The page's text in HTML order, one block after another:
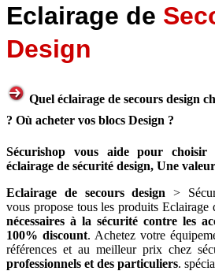
Eclairage de
Design
Quel éclairage de secours design
? Où acheter vos blocs Design ?
Sécurishop vous aide pour choisir
éclairage de sécurité design, Une
Eclairage de secours design >
vous propose tous les produits Eclairage
nécessaires à la sécurité contre les
100% discount. Achetez votre
références et au meilleur prix chez
professionnels et des particuliers.